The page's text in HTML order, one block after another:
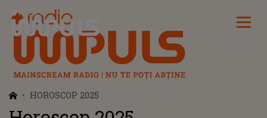
Radio Impuls
HOROSCOP 2025